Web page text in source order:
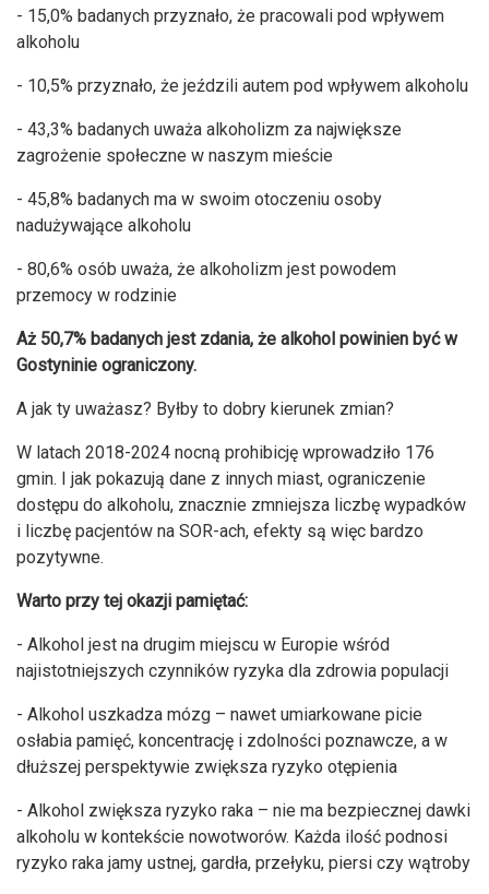
- 15,0% badanych przyznało, że pracowali pod wpływem
alkoholu
- 10,5% przyznało, że jeździli autem pod wpływem alkoholu
- 43,3% badanych uważa alkoholizm za największe
zagrożenie społeczne w naszym mieście
- 45,8% badanych ma w swoim otoczeniu osoby
nadużywające alkoholu
- 80,6% osób uważa, że alkoholizm jest powodem
przemocy w rodzinie
Aż 50,7% badanych jest zdania, że alkohol powinien być w
Gostyninie ograniczony.
A jak ty uważasz? Byłby to dobry kierunek zmian?
W latach 2018-2024 nocną prohibicję wprowadziło 176
gmin. I jak pokazują dane z innych miast, ograniczenie
dostępu do alkoholu, znacznie zmniejsza liczbę wypadków
i liczbę pacjentów na SOR-ach, efekty są więc bardzo
pozytywne.
Warto przy tej okazji pamiętać:
- Alkohol jest na drugim miejscu w Europie wśród
najistotniejszych czynników ryzyka dla zdrowia populacji
- Alkohol uszkadza mózg – nawet umiarkowane picie
osłabia pamięć, koncentrację i zdolności poznawcze, a w
dłuższej perspektywie zwiększa ryzyko otępienia
- Alkohol zwiększa ryzyko raka – nie ma bezpiecznej dawki
alkoholu w kontekście nowotworów. Każda ilość podnosi
ryzyko raka jamy ustnej, gardła, przełyku, piersi czy wątroby